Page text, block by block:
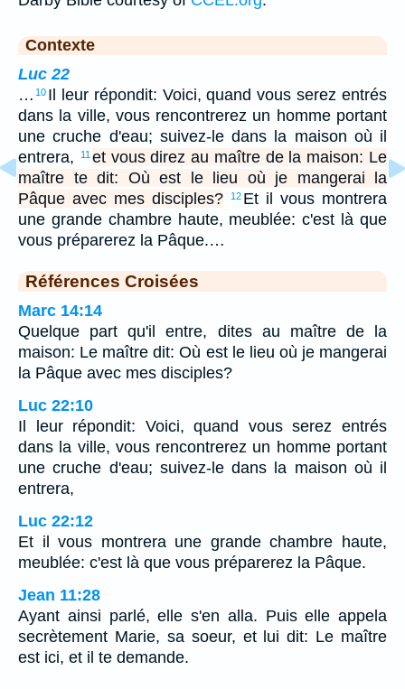
Contexte
Luc 22
… 10 Il leur répondit: Voici, quand vous serez entrés
dans la ville, vous rencontrerez un homme portant
une cruche d'eau; suivez-le dans la maison où il
entrera,
11 et vous direz au maître de la maison: Le
maître te dit: Où est le lieu où je mangerai la
Pâque avec mes disciples?
12 Et il vous montrera
une grande chambre haute, meublée: c'est là que
vous préparerez la Pâque.…
Références Croisées
Marc 14:14
Quelque part qu'il entre, dites au maître de la
maison: Le maître dit: Où est le lieu où je mangerai
la Pâque avec mes disciples?
Luc 22:10
Il leur répondit: Voici, quand vous serez entrés
dans la ville, vous rencontrerez un homme portant
une cruche d'eau; suivez-le dans la maison où il
entrera,
Luc 22:12
Et il vous montrera une grande chambre haute,
meublée: c'est là que vous préparerez la Pâque.
Jean 11:28
Ayant ainsi parlé, elle s'en alla. Puis elle appela
secrètement Marie, sa soeur, et lui dit: Le maître
est ici, et il te demande.